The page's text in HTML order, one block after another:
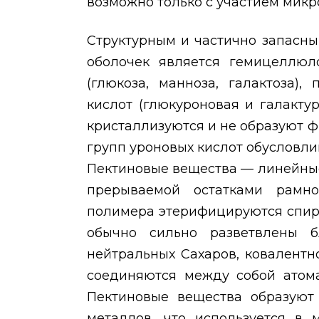
Структурным и частично
оболочек является
(глюкоза, манноза,
кислот (глюкуроновая и
кристаллизуются и не образуют
групп уроновых кислот
Пектиновые вещества —
прерываемой остатками
полимера этерифицируются
обычно сильно разветвлены
нейтральных Сахаров,
соединяются между собой
Пектиновые вещества